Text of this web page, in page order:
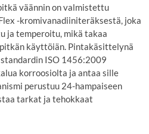
väännin on valmistettu
-kromivanadiiniteräksestä, joka
ja temperoitu, mikä takaa
käyttöiän. Pintakäsittelynä
ISO 1456:2009
korroosiolta ja antaa sille
perustuu 24-hampaiseen
tarkat ja tehokkaat